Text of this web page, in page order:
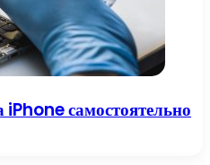
самостоятельно